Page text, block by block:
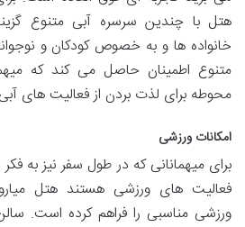
هتل با چندین سرسره آبی متنوع
خانواده ها و به خصوص کودکان و
متنوع اطمینان حاصل می کند که
محوطه برای لذت بردن از فعالیت های
امکانات ورزشی
برای میهمانانی که در طول سفر نیز به
فعالیت های ورزشی هستند هتل
ورزشی مناسبی را فراهم کرده است.